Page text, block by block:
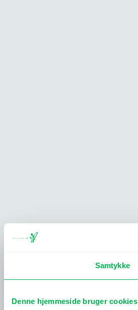
Samtykke
Denne hjemmeside bruger cookies